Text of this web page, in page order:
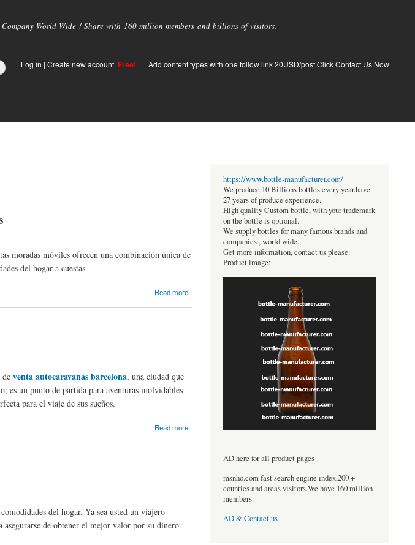
Company World Wide ! Share with 160 million members and billions of visitors.
Log in | Create new account Free! Add content types with one follow link 20USD/post.Click Contact Us Now
moradas móviles ofrecen una combinación única de
del hogar a cuestas.
Read more
venta autocaravanas barcelona, ​​una ciudad que
es un punto de partida para aventuras inolvidables
para el viaje de sus sueños.
Read more
del hogar. Ya sea usted un viajero
asegurarse de obtener el mejor valor por su dinero.
https://www.bottle-manufacturer.com/
We produce 10 Billions bottles every year.have
27 years of produce experience.
High quality Custom bottle, with your trademark
on the bottle is optional.
We supply bottles for many famous brands and
companies , world wide.
Get more information, contact us please.
Product image:
----------------------------------
AD here for all product pages
msnho.com fast search engine index,200 +
counties and areas visitors.We have 160 million
members.
AD & Contact us